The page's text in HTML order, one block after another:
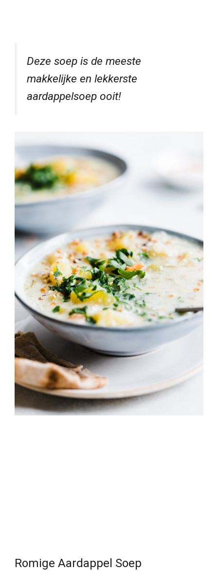
Deze soep is de meeste
makkelijke en lekkerste
aardappelsoep ooit!
Romige Aardappel Soep